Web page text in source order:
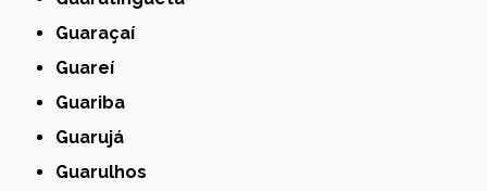
Guaraçaí
Guareí
Guariba
Guarujá
Guarulhos